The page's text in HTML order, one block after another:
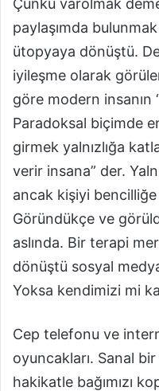
paylaşımda
ütopyaya dönüştü.
iyileşme olarak
göre modern insanın
Paradoksal biçimde
girmek yalnızlığa
verir insana” der.
ancak kişiyi
Göründükçe ve
aslında. Bir terapi
dönüştü sosyal
Yoksa kendimizi mi
Cep telefonu ve
oyuncakları. Sanal
hakikatle bağımızı